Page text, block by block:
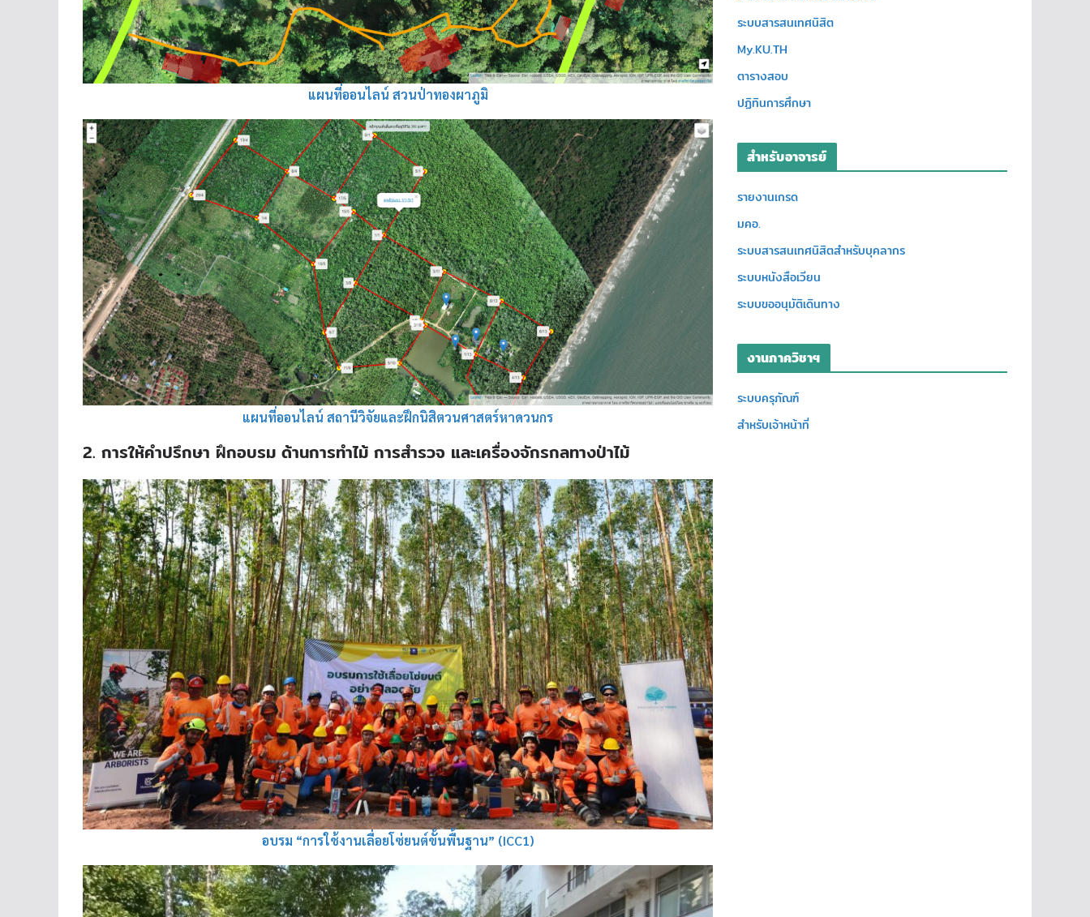
แผนที่ออนไลน์ สวนป่าทองผาภูมิ
แผนที่ออนไลน์ สถานีวิจัยและฝึกนิสิตวนศาสตร์หาดวนกร
2. การให้คำปรึกษา ฝึกอบรม ด้านการทำไม้ การสำรวจ และเครื่องจักรกลทางป่าไม้
อบรม “การใช้งานเลื่อยโซ่ยนต์ขั้นพื้นฐาน” (ICC1)
ระบบสารสนเทศนิสิต
My.KU.TH
ตารางสอบ
ปฏิทินการศึกษา
สำหรับอาจารย์
รายงานเกรด
มคอ.
ระบบสารสนเทศนิสิตสำหรับบุคลากร
ระบบหนังสือเวียน
ระบบขออนุมัติเดินทาง
งานภาควิชาฯ
ระบบครุภัณฑ์
สำหรับเจ้าหน้าที่